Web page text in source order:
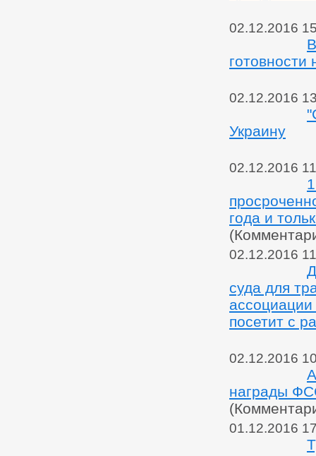
02.12.2016
готовности
02.12.2016
Украину
02.12.2016
года и
02.12.2016
суда для
посетит с
02.12.2016
награды
01.12.2016